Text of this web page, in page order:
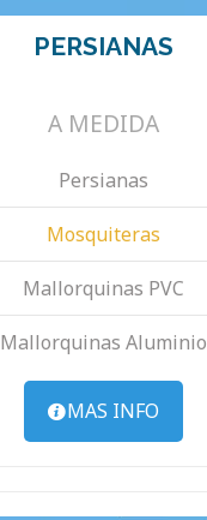
PERSIANAS
A MEDIDA
Persianas
Mosquiteras
Mallorquinas PVC
Mallorquinas Aluminio
MAS INFO